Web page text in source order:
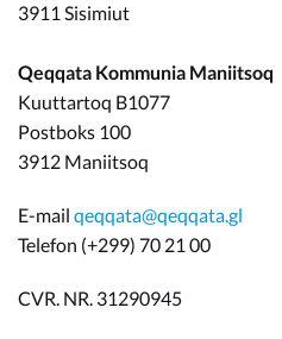
3911 Sisimiut
Qeqqata Kommunia Maniitsoq
Kuuttartoq B1077
Postboks 100
3912 Maniitsoq
E-mail qeqqata@qeqqata.gl
Telefon (+299) 70 21 00
CVR. NR. 31290945